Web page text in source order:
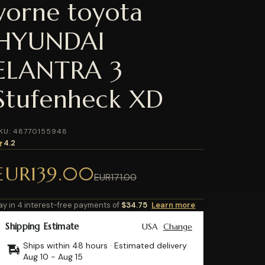
toyota
3
XD
48770155948
4.2
EUR171.00
in 4 interest-free payments of $34.75 Learn more
Shipping Estimate USA Change
Ships within 48 hours · Estimated delivery
Aug 10 -Aug 15